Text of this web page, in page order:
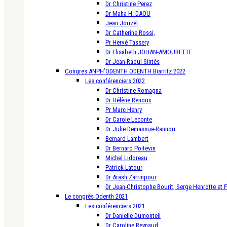
Dr Christine Perez
Dr Maha H. DAOU
Jean Jouzel
Dr Catherine Rossi,
Pr Hervé Tassery
Dr Elisabeth JOHAN-AMOURETTE
Dr Jean-Raoul Sintès
Congres ANPH’ODENTH ODENTH Biarritz 2022
Les conférenciers 2022
Dr Christine Romagna
Dr Hélène Renoux
Pr Marc Henry
Dr Carole Leconte
Dr Julie Demassue-Rannou
Bernard Lambert
Dr Bernard Poitevin
Michel Lidoreau
Patrick Latour
Dr Arash Zarrinpour
Dr Jean-Christophe Bourit, Serge Henrotte et
Le congrès Odenth 2021
Les conférenciers 2021
Dr Danielle Dumonteil
Dr Caroline Reynaud